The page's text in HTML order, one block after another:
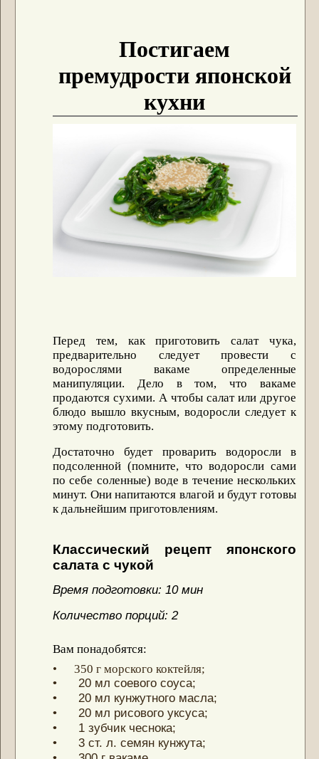
Постигаем
премудрости японской
кухни
Перед тем, как приготовить салат чука,
предварительно следует провести с
водорослями вакаме определенные
манипуляции. Дело в том, что вакаме
продаются сухими. А чтобы салат или другое
блюдо вышло вкусным, водоросли следует к
этому подготовить.
Достаточно будет проварить водоросли в
подсоленной (помните, что водоросли сами
по себе соленные) воде в течение нескольких
минут. Они напитаются влагой и будут готовы
к дальнейшим приготовлениям.
Классический рецепт японского
салата с чукой
Время подготовки: 10 мин
Количество порций: 2
Вам понадобятся:
• 350 г морского коктейля;
• 20 мл соевого соуса;
• 20 мл кунжутного масла;
• 20 мл рисового уксуса;
• 1 зубчик чеснока;
• 3 ст. л. семян кунжута;